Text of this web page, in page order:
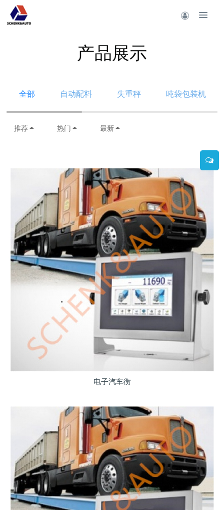
产品展示
全部 自动配料 失重秤 吨袋包装机
推荐 热门 最新
电子汽车衡